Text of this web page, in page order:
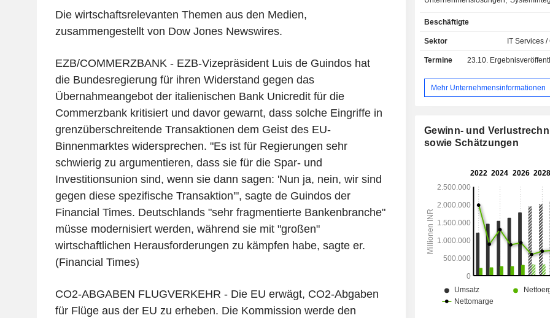
Die wirtschaftsrelevanten Themen aus den Medien,
zusammengestellt von Dow Jones Newswires.
EZB/COMMERZBANK - EZB-Vizepräsident Luis de Guindos hat
die Bundesregierung für ihren Widerstand gegen das
Übernahmeangebot der italienischen Bank Unicredit für die
Commerzbank kritisiert und davor gewarnt, dass solche Eingriffe in
grenzüberschreitende Transaktionen dem Geist des EU-
Binnenmarktes widersprechen. "Es ist für Regierungen sehr
schwierig zu argumentieren, dass sie für die Spar- und
Investitionsunion sind, wenn sie dann sagen: 'Nun ja, nein, wir sind
gegen diese spezifische Transaktion'", sagte de Guindos der
Financial Times. Deutschlands "sehr fragmentierte Bankenbranche"
müsse modernisiert werden, während sie mit "großen"
wirtschaftlichen Herausforderungen zu kämpfen habe, sagte er.
(Financial Times)
CO2-ABGABEN FLUGVERKEHR - Die EU erwägt, CO2-Abgaben
für Flüge aus der EU zu erheben. Die Kommission werde den
Dienstleistungen für
Anwendungsentwicklung und -
Infrastrukturmanagement,
Produktentwicklung und
sowie
Bereich geistiges Eigentum,
TM, unser Bankprodukt, das
das E-Banking von Privat-,
Universalbanken weltweit bietet; - neuere
Bereiche wie Cloud
Unternehmensmobilität und
Nettoumsatz verteilt sich nach
Bereiche Finanzen (27,7 %),
Logistik (13,5 %),
Energie und
%),
%), Technologie (8 %),
Gesundheitswesen (7,3 %) sowie
Beschäftigte
Sektor IT Services
Termine 23.10.
Mehr Unternehmensinformationen
Gewinn- und
sowie Schätzungen